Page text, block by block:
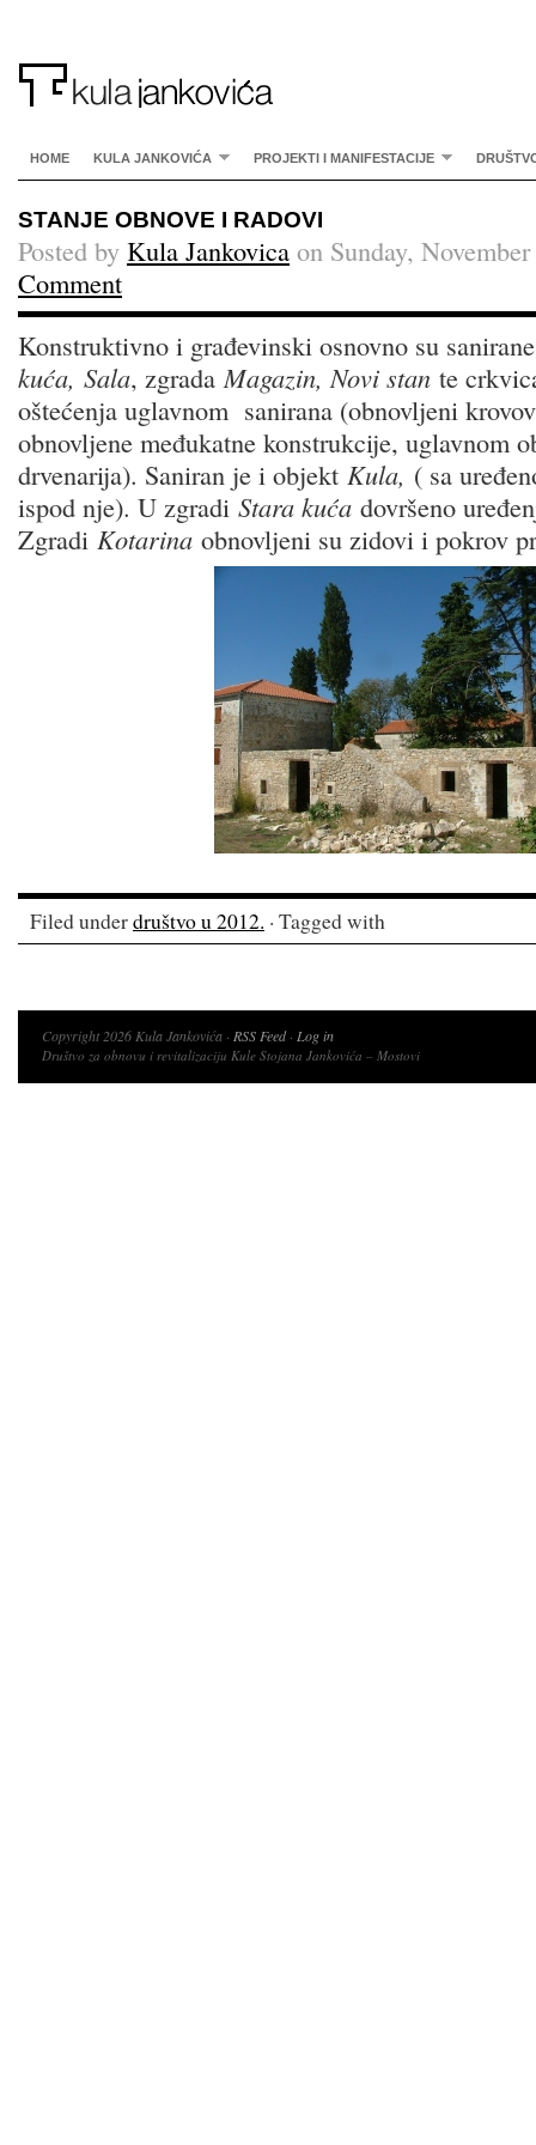
HOME KULA JANKOVIĆA PROJEKTI I MANIFESTACIJE
STANJE OBNOVE I RADOVI
Posted by Kula Jankovica on Sunday,
Comment
Konstruktivno i građevinski osnovno su
kuća, Sala, zgradaMagazin, Novi stan te
oštećenja uglavnom sanirana (obnovljeni
obnovljene međukatne konstrukcije, uglavnom
drvenarija). Saniran je i objekt Kula, ( sa
ispod nje). U zgradi Stara kuća dovršeno
Zgradi Kotarina obnovljeni su zidovi i pokrov
Filed underdruštvo u 2012. · Tagged with
Copyright 2026 Kula Jankovića · RSS Feed· Log in
Društvo za obnovu i revitalizaciju Kule Stojana Jankovića – Mostovi